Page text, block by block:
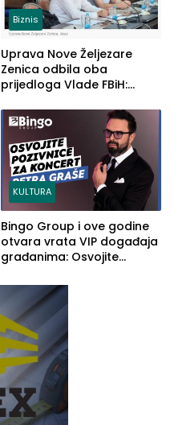
Biznis
Uprava Nove Željezare
Zenica odbila oba
prijedloga Vlade FBiH:
rješenje
KULTURA
Bingo Group i ove godine
otvara vrata VIP događaja
građanima: Osvojite
Graše